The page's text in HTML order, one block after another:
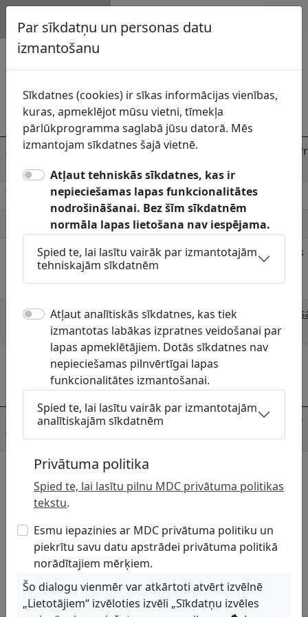
Topogrāfija.lv
Saunas pagasta pārvalde
Komunikāciju
uzturētājs
Saunas pagasta pārvalde
Adrese
Brīvības iela 9, Prīkuļi, Saunas pagasts,
novads, LV-5323
Telefons
65329888
saunaspagasts@preili.lv
Pieņemšanas
Jāskaņo Topogrāfiskie plāni: Pašvaldības
komunikācijas: attiecīgā pagasta ciemu
teritorijās.
Mājaslapa
https://www.preili.lv/lv/strukturvieniba/
pagasta-parvalde
Komunikāciju turētāja kontaktpersonas
Persona Telefons
E-pasts
Sanita Anspoka,
Vadītāja
25951737 sanita.anspoka@preili.lv
Ar uzņēmumu skaņojamās komunikāciju
grupas
Par sīkdatņu un personas datu
izmantošanu
Sīkdatnes (cookies) ir sīkas informācijas vienības,
kuras, apmeklējot mūsu vietni, tīmekļa
pārlūkprogramma saglabā jūsu datorā. Mēs
izmantojam sīkdatnes šajā vietnē.
Atļaut tehniskās sīkdatnes, kas ir
nepieciešamas lapas funkcionalitātes
nodrošināšanai. Bez šīm sīkdatnēm
normāla lapas lietošana nav iespējama.
Spied te, lai lasītu vairāk par izmantotajām
tehniskajām sīkdatnēm
Atļaut analītiskās sīkdatnes, kas tiek
izmantotas labākas izpratnes veidošanai par
lapas apmeklētājiem. Dotās sīkdatnes nav
nepieciešamas pilnvērtīgai lapas
funkcionalitātes izmantošanai.
Spied te, lai lasītu vairāk par izmantotajām
analītiskajām sīkdatnēm
Privātuma politika
Spied te, lai lasītu pilnu MDC privātuma politikas
tekstu.
Esmu iepazinies ar MDC privātuma politiku un
piekrītu savu datu apstrādei privātuma politikā
norādītajiem mērķiem.
Šo dialogu vienmēr var atkārtoti atvērt izvēlnē
„Lietotājiem“ izvēloties izvēli „Sīkdatņu izvēles